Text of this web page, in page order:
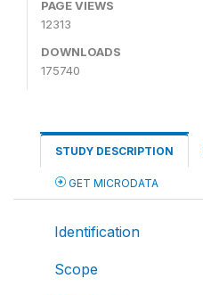
PAGE VIEWS
12313
DOWNLOADS
175740
STUDY DESCRIPTION
GET MICRODATA
Identification
Scope